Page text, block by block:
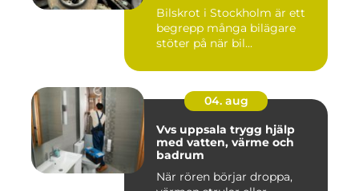
Bilskrot i Stockholm är ett
begrepp många bilägare
stöter på när bil...
04. aug
Vvs uppsala trygg hjälp
med vatten, värme och
badrum
När rören börjar droppa,